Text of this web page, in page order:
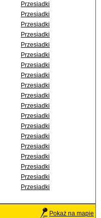
Przesiadki
Przesiadki
Przesiadki
Przesiadki
Przesiadki
Przesiadki
Przesiadki
Przesiadki
Przesiadki
Przesiadki
Przesiadki
Przesiadki
Przesiadki
Przesiadki
Przesiadki
Przesiadki
Przesiadki
Przesiadki
Przesiadki
Pokaż na mapie